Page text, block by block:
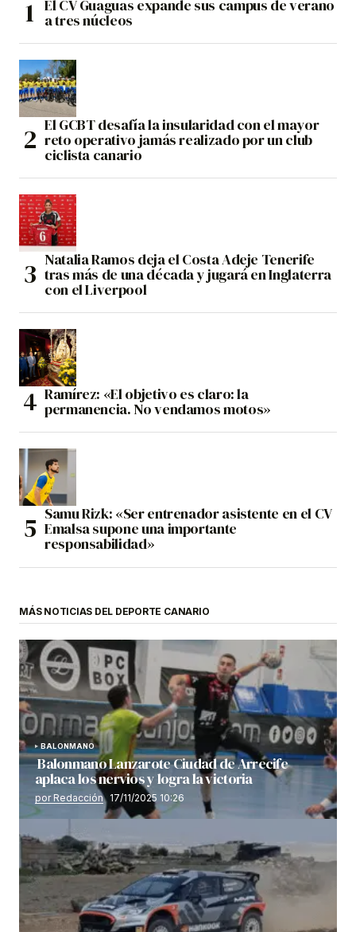
El CV Guaguas expande sus campus de verano
a tres núcleos
El GCBT desafía la insularidad con el mayor
reto operativo jamás realizado por un club
ciclista canario
Natalia Ramos deja el Costa Adeje Tenerife
tras más de una década y jugará en Inglaterra
con el Liverpool
Ramírez: «El objetivo es claro: la
permanencia. No vendamos motos»
Samu Rizk: «Ser entrenador asistente en el CV
Emalsa supone una importante
responsabilidad»
MÁS NOTICIAS DEL DEPORTE CANARIO
BALONMANO
Balonmano Lanzarote Ciudad de Arrecife
aplaca los nervios y logra la victoria
por Redacción 17/11/2025 10:26